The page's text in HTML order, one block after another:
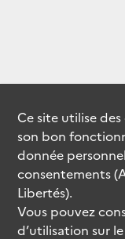
Ce site utilise des
son bon
donnée
consentements
Libertés).
Vous pouvez
d’utilisation sur